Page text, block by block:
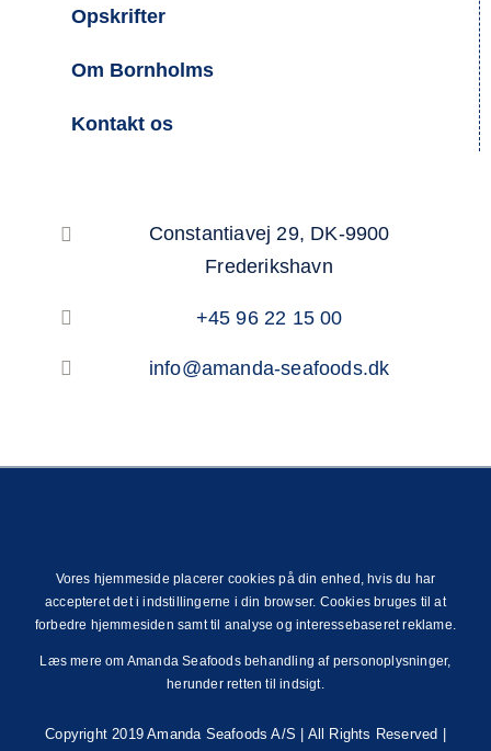
Opskrifter
Om Bornholms
Kontakt os
Constantiavej 29, DK-9900
Frederikshavn
+45 96 22 15 00
info@amanda-seafoods.dk
Vores hjemmeside placerer cookies på din enhed, hvis du har
accepteret det i indstillingerne i din browser. Cookies bruges til at
forbedre hjemmesiden samt til analyse og interessebaseret reklame.
Læs mere om Amanda Seafoods behandling af personoplysninger,
herunder retten til indsigt.
Copyright 2019 Amanda Seafoods A/S | All Rights Reserved |